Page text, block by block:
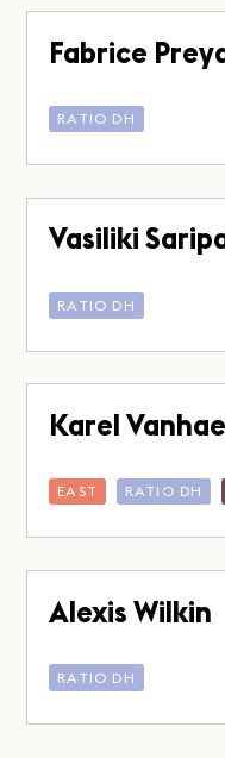
Fabrice
RATIO DH
Vasiliki
RATIO DH
Karel
EAST RATIO DH
Alexis Wilkin
RATIO DH